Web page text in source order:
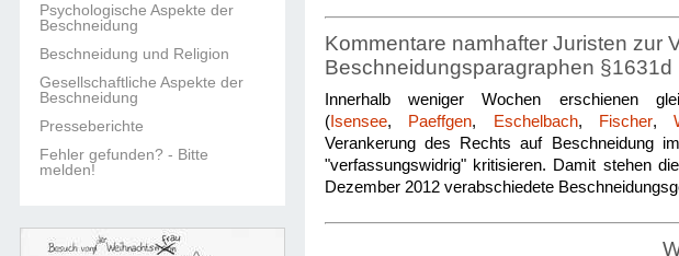
Psychologische Aspekte der
Beschneidung
Beschneidung und Religion
Gesellschaftliche Aspekte der
Beschneidung
Presseberichte
Fehler gefunden? - Bitte
melden!
Kommentare namhafter Juristen zur
Beschneidungsparagraphen §1631d
Innerhalb weniger Wochen erschienen
( Isensee, Paeffgen, Eschelbach, Fischer,
Verankerung des Rechts auf Beschneidung
"verfassungswidrig" kritisieren. Damit stehen
Dezember 2012 verabschiedete